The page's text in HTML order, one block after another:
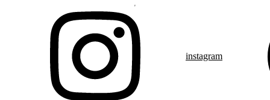
instagram